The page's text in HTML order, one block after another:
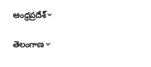
ఆంధ్రప్రదేశ్
తెలంగాణ